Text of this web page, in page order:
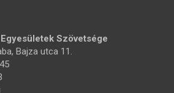
Szövetsége
Bajza utca 11.